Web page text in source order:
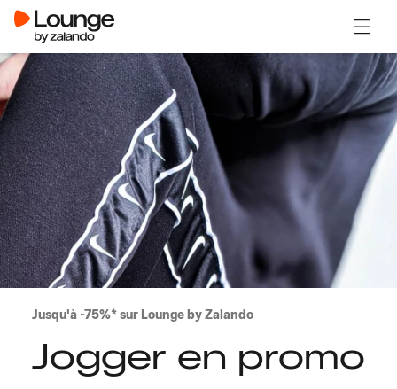
Jusqu'à -75%* sur Lounge by Zalando
Jogger en promo